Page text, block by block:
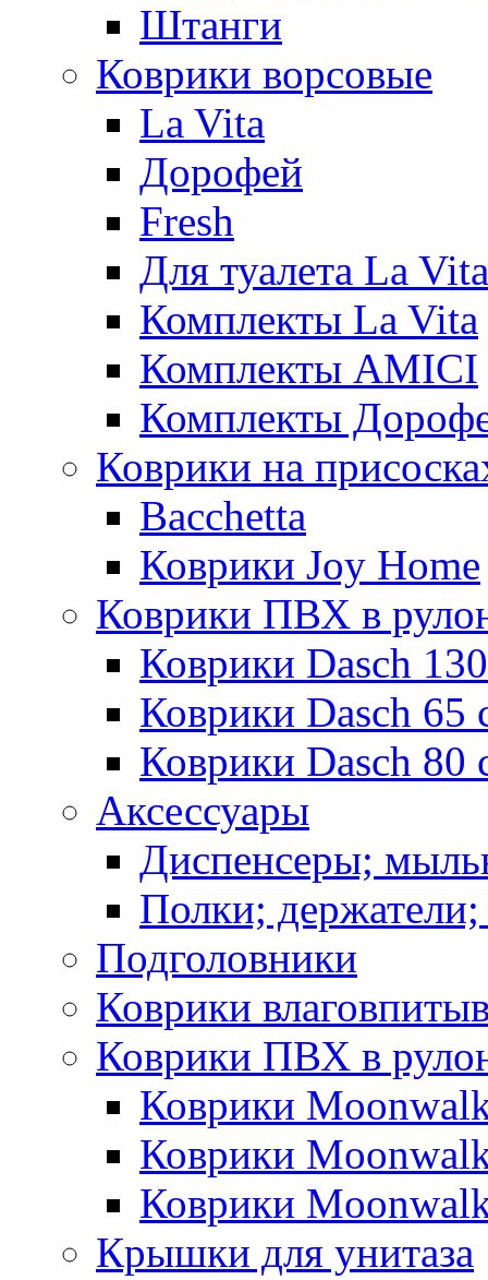
Штанги
Коврики ворсовые
La Vita
Дорофей
Fresh
Для туалета La Vita
Комплекты La Vita
Комплекты AMICI
Комплекты
Коврики на
Bacchetta
Коврики Joy Home
Коврики ПВХ в
Коврики Dasch
Коврики Dasch 65
Коврики Dasch 80
Аксессуары
Диспенсеры;
Полки;
Подголовники
Коврики
Коврики ПВХ в
Коврики
Коврики
Коврики
Крышки для унитаза